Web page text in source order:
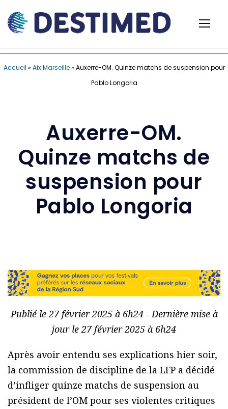
Accueil » Aix Marseille» Auxerre-OM. Quinze matchs de suspension pour
Pablo Longoria
Auxerre-OM.
Quinze matchs de
suspension pour
Pablo Longoria
Publié le 27 février 2025 à 6h24 - Dernière mise à
jour le 27 février 2025 à 6h24
Après avoir entendu ses explications hier soir,
la commission de discipline de la LFP a décidé
d’infliger quinze matchs de suspension au
président de l’OM pour ses violentes critiques